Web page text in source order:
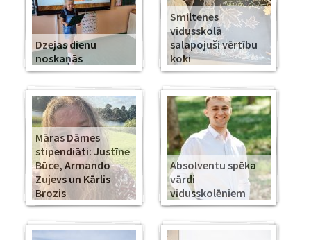
Dzejas dienu
noskaņās
Smiltenes
vidusskolā
salapojuši vērtību
koki
Māras Dāmes
stipendiāti: Justīne
Būce, Armando
Zujevs un Kārlis
Brozis
Absolventu spēka
vārdi
vidusskolēniem